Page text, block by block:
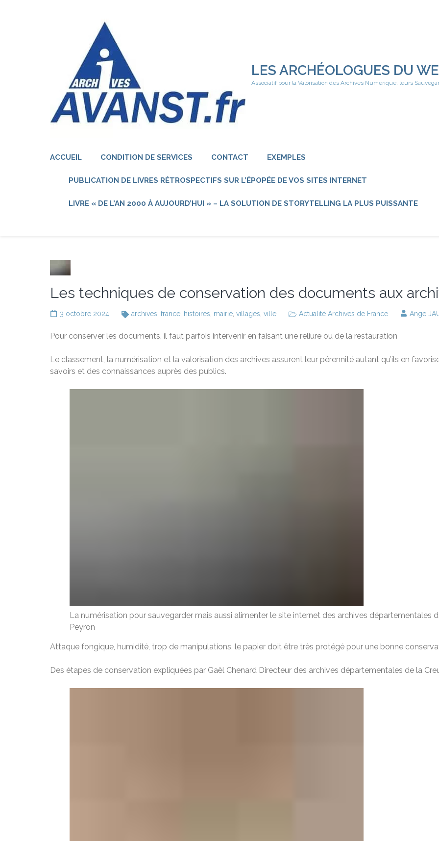
LES ARCHÉOLOGUES DU
Associatif pour la Valorisation des Archives Numérique, leurs
ACCUEIL CONDITION DE SERVICES CONTACT EXEMPLES
PUBLICATION DE LIVRES RÉTROSPECTIFS SUR L’ÉPOPÉE DE VOS SITES INTERNET
LIVRE « DE L’AN 2000 À AUJOURD’HUI » – LA SOLUTION DE STORYTELLING LA PLUS PUISSANTE
Les techniques de conservation des documents aux
3 octobre 2024 archives france histoires mairie villages ville Actualité Archives de France Ange
Pour conserver les documents, il faut parfois intervenir en faisant une reliure ou de la restauration
Le classement, la numérisation et la valorisation des archives assurent leur pérennité autant qu’ils en
savoirs et des connaissances auprès des publics.
La numérisation pour sauvegarder mais aussi alimenter le site internet des archives départementales
Peyron
Attaque fongique, humidité, trop de manipulations, le papier doit être très protégé pour une bonne
Des étapes de conservation expliquées par Gaël Chenard Directeur des archives départementales de la